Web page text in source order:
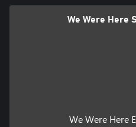
We Were Here
We Were Here